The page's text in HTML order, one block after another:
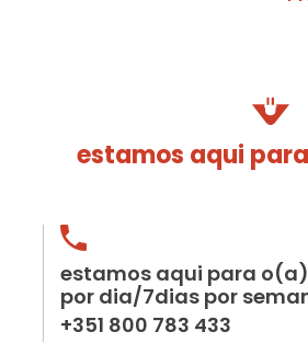
estamos aqui
estamos aqui para
por dia/7dias por
+351 800 783 433